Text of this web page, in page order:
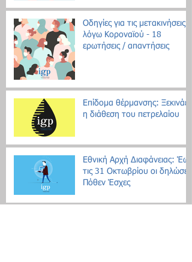
Οδηγίες για τις μετακινήσεις
λόγω Κοροναϊού - 18
ερωτήσεις / απαντήσεις
Επίδομα θέρμανσης: Ξεκινάει
η διάθεση του πετρελαίου
Εθνική Αρχή Διαφάνειας: Έως
τις 31 Οκτωβρίου οι δηλώσεις
Πόθεν Έσχες